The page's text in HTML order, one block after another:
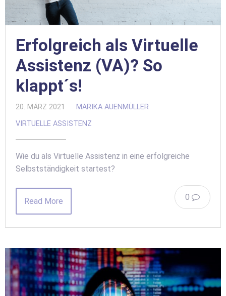
Erfolgreich als Virtuelle
Assistenz (VA)? So
klappt´s!
20. MÄRZ 2021
MARIKA AUENMÜLLER
VIRTUELLE ASSISTENZ
Wie du als Virtuelle Assistenz in eine erfolgreiche
Selbstständigkeit startest?
0
Read More